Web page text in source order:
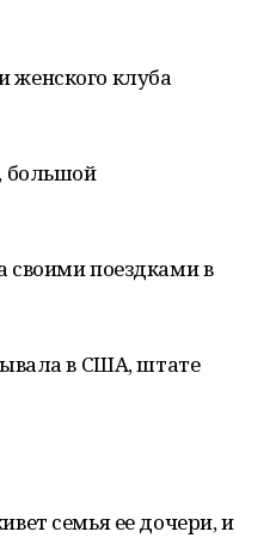
женского клуба
большой
своими поездками в
в США, штате
семья ее дочери, и